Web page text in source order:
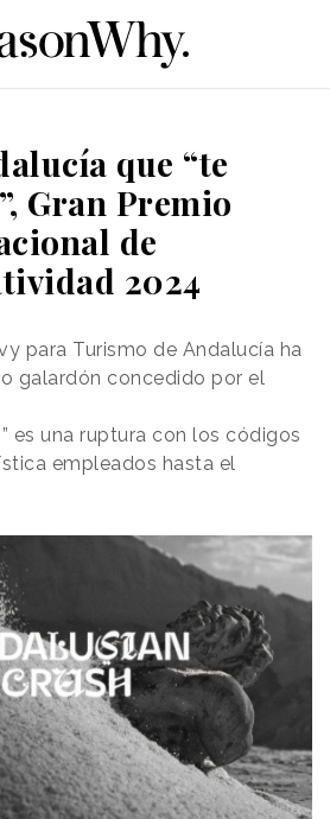
que “te
Gran Premio
de
2024
para Turismo de Andalucía ha
galardón concedido por el
es una ruptura con los códigos
empleados hasta el